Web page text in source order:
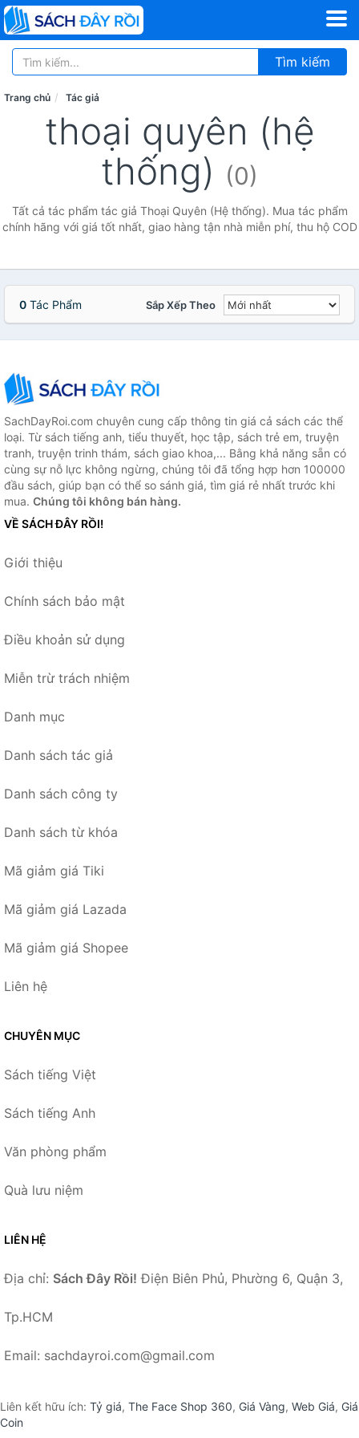
Tìm kiếm
Trang chủ Tác giả
thoại quyên (hệ
thống) (0)
Tất cả tác phẩm tác giả Thoại Quyên (Hệ thống). Mua tác phẩm
chính hãng với giá tốt nhất, giao hàng tận nhà miễn phí, thu hộ COD
0 Tác Phẩm Sắp Xếp Theo
SachDayRoi.com chuyên cung cấp thông tin giá cả sách các thể
loại. Từ sách tiếng anh, tiểu thuyết, học tập, sách trẻ em, truyện
tranh, truyện trinh thám, sách giao khoa,... Bằng khả năng sẵn có
cùng sự nỗ lực không ngừng, chúng tôi đã tổng hợp hơn 100000
đầu sách, giúp bạn có thể so sánh giá, tìm giá rẻ nhất trước khi
mua. Chúng tôi không bán hàng.
VỀ SÁCH ĐÂY RỒI!
Giới thiệu
Chính sách bảo mật
Điều khoản sử dụng
Miễn trừ trách nhiệm
Danh mục
Danh sách tác giả
Danh sách công ty
Danh sách từ khóa
Mã giảm giá Tiki
Mã giảm giá Lazada
Mã giảm giá Shopee
Liên hệ
CHUYÊN MỤC
Sách tiếng Việt
Sách tiếng Anh
Văn phòng phẩm
Quà lưu niệm
LIÊN HỆ
Địa chỉ: Sách Đây Rồi! Điện Biên Phủ, Phường 6, Quận 3,
Tp.HCM
Email: sachdayroi.com@gmail.com
Liên kết hữu ích: Tỷ giá, The Face Shop 360, Giá Vàng, Web Giá, Giá
Coin